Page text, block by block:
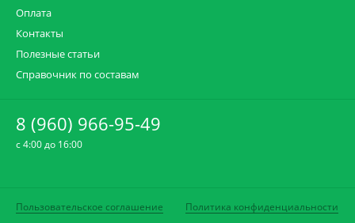
Оплата
Контакты
Полезные статьи
Справочник по составам
8 (960) 966-95-49
c 4:00 до 16:00
Пользовательское соглашение Политика конфиденциальности